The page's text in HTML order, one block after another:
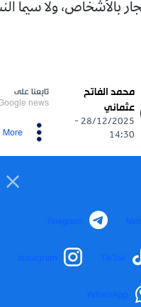
بالأشخاص، ولا سيما
محمد الفاتح
عثماني
28/12/2025 -
14:30
تابعنا على
news
More
Telegram
TikTok
Instagram
WhatsApp